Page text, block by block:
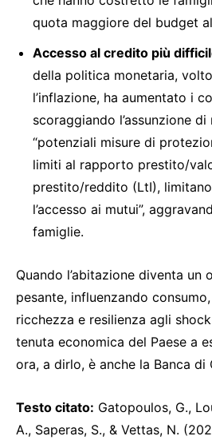
quota maggiore del budget
Accesso al credito più
della politica monetaria,
l’inflazione, ha aumentato i
scoraggiando l’assunzione
“potenziali misure di
limiti al rapporto prestito/
prestito/reddito (LtI),
l’accesso ai mutui”,
famiglie.
Quando l’abitazione diventa un
pesante, influenzando
ricchezza e resilienza agli
tenuta economica del Paese a
ora, a dirlo, è anche la Banca di
Testo citato: Gatopoulos, G.,
A., Saperas, S., & Vettas, N.